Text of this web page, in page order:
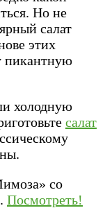
Но не
салат
этих
пикантную
холодную
салат
со
Посмотреть!